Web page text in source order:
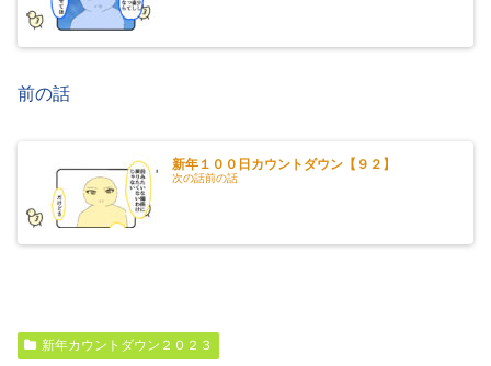
前の話
新年１００日カウントダウン【９２】
次の話前の話
新年カウントダウン２０２３